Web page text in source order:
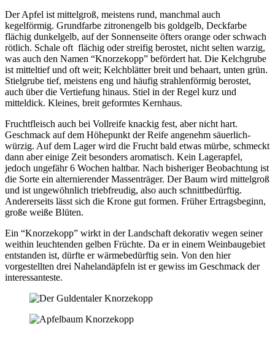
Der Apfel ist mittelgroß, meistens rund, manchmal auch
kegelförmig. Grundfarbe zitronengelb bis goldgelb, Deckfarbe
flächig dunkelgelb, auf der Sonnenseite öfters orange oder schwach
rötlich. Schale oft flächig oder streifig berostet, nicht selten warzig,
was auch den Namen “Knorzekopp” befördert hat. Die Kelchgrube
ist mitteltief und oft weit; Kelchblätter breit und behaart, unten grün.
Stielgrube tief, meistens eng und häufig strahlenförmig berostet,
auch über die Vertiefung hinaus. Stiel in der Regel kurz und
mitteldick. Kleines, breit geformtes Kernhaus.
Fruchtfleisch auch bei Vollreife knackig fest, aber nicht hart.
Geschmack auf dem Höhepunkt der Reife angenehm säuerlich-
würzig. Auf dem Lager wird die Frucht bald etwas mürbe, schmeckt
dann aber einige Zeit besonders aromatisch. Kein Lagerapfel,
jedoch ungefähr 6 Wochen haltbar. Nach bisheriger Beobachtung ist
die Sorte ein alternierender Massenträger. Der Baum wird mittelgroß
und ist ungewöhnlich triebfreudig, also auch schnittbedürftig.
Andererseits lässt sich die Krone gut formen. Früher Ertragsbeginn,
große weiße Blüten.
Ein “Knorzekopp” wirkt in der Landschaft dekorativ wegen seiner
weithin leuchtenden gelben Früchte. Da er in einem Weinbaugebiet
entstanden ist, dürfte er wärmebedürftig sein. Von den hier
vorgestellten drei Nahelandäpfeln ist er gewiss im Geschmack der
interessanteste.